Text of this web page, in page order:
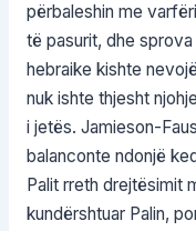
përbaleshin me
të pasurit, dhe
hebraike kishte
nuk ishte thjesht
i jetës. Jamieson-
balanconte ndonjë
Palit rreth drejtësimit
kundërshtuar Palin,